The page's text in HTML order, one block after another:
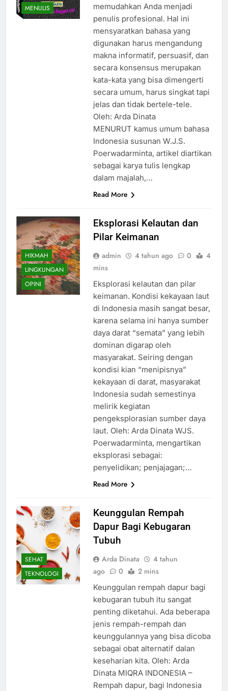
MENULIS
memudahkan Anda menjadi
penulis profesional. Hal ini
mensyaratkan bahasa yang
digunakan harus mengandung
makna informatif, persuasif, dan
secara konsensus merupakan
kata-kata yang bisa dimengerti
secara umum, harus singkat tapi
jelas dan tidak bertele-tele.
Oleh: Arda Dinata
MENURUT kamus umum bahasa
Indonesia susunan W.J.S.
Poerwadarminta, artikel diartikan
sebagai karya tulis lengkap
dalam majalah,…
Read More
HIKMAH
LINGKUNGAN
OPINI
Eksplorasi Kelautan dan
Pilar Keimanan
admin 4 tahun ago 0
4
mins
Eksplorasi kelautan dan pilar
keimanan. Kondisi kekayaan laut
di Indonesia masih sangat besar,
karena selama ini hanya sumber
daya darat “semata” yang lebih
dominan digarap oleh
masyarakat. Seiring dengan
kondisi kian “menipisnya”
kekayaan di darat, masyarakat
Indonesia sudah semestinya
melirik kegiatan
pengeksplorasian sumber daya
laut. Oleh: Arda Dinata WJS.
Poerwadarminta, mengartikan
eksplorasi sebagai:
penyelidikan; penjajagan;…
Read More
SEHAT
TEKNOLOGI
Keunggulan Rempah
Dapur Bagi Kebugaran
Tubuh
Arda Dinata
4 tahun
ago
0 2 mins
Keunggulan rempah dapur bagi
kebugaran tubuh itu sangat
penting diketahui. Ada beberapa
jenis rempah-rempah dan
keunggulannya yang bisa dicoba
sebagai obat alternatif dalan
keseharian kita. Oleh: Arda
Dinata MIQRA INDONESIA –
Rempah dapur, bagi Indonesia